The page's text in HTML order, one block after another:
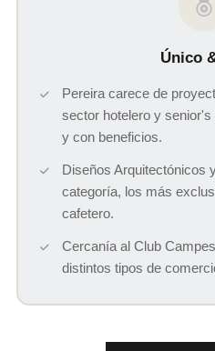
Único
Pereira carece de
sector hotelero y
y con beneficios.
Diseños Arquitectónicos
categoría, los más
cafetero.
Cercanía al Club
distintos tipos de